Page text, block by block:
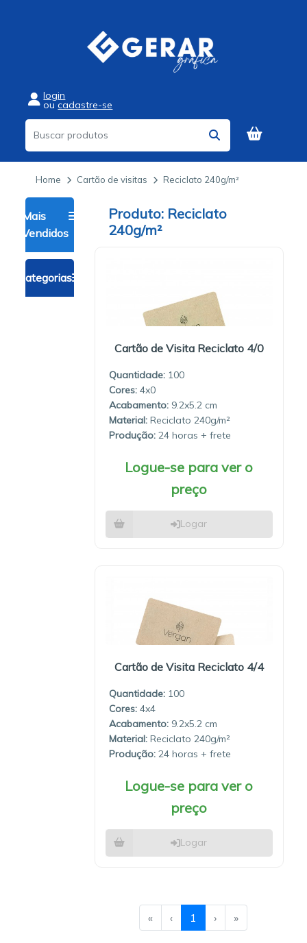
login
oucadastre-se
Home Cartão de visitas Reciclato 240g/m²
Mais
Vendidos
Categorias
Reciclato
240g/m²
Cartão de Visita Reciclato 4/0
Quantidade: 100
4x0
9.2x5.2
Material: Reciclato 240g/m²
Produção: 24 horas
Logue-se para ver o
preço
Logar
Cartão de Visita Reciclato 4/4
Quantidade: 100
4x4
9.2x5.2
Material: Reciclato 240g/m²
Produção: 24 horas
Logue-se para ver o
preço
Logar
« ‹ 1 › »